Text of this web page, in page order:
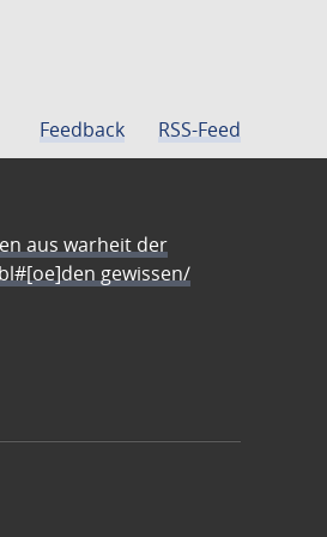
Feedback RSS-Feed
aus warheit der
gewissen/